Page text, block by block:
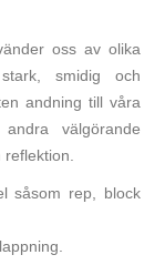
oss av olika
smidig och
andning till våra
välgörande
såsom rep, block